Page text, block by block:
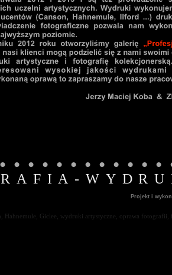
Projekt i
Hahnemule, Giclee, wydruki artystyczne, oprawa